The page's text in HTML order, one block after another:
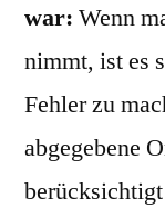
war: Wenn
nimmt, ist es
Fehler zu
abgegebene